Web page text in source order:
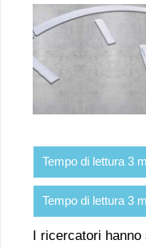
I ricercatori